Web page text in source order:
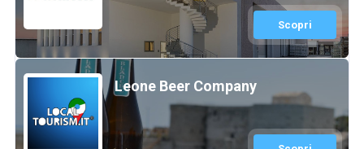
Scopri
Leone Beer Company